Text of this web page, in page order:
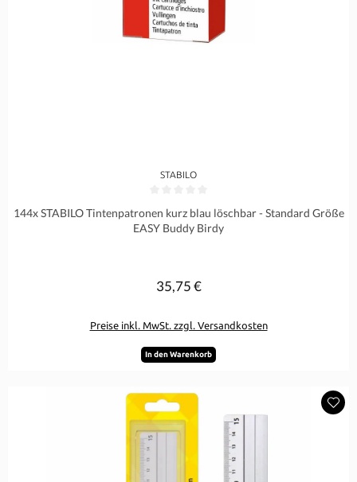
STABILO
144x STABILO Tintenpatronen kurz blau löschbar - Standard Größe
EASY Buddy Birdy
Regulärer Preis:
35,75 €
Preise inkl. MwSt. zzgl. Versandkosten
In den Warenkorb